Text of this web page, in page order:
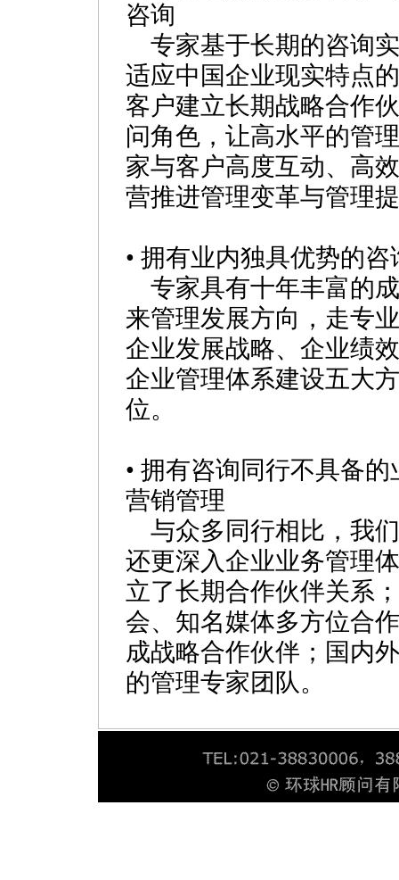
咨询
专家基于长期的咨询
适应中国企业现实特点
客户建立长期战略合作
问角色，让高水平的管
家与客户高度互动、高
营推进管理变革与管理
• 拥有业内独具优势的
专家具有十年丰富的
来管理发展方向，走专
企业发展战略、企业绩
企业管理体系建设五大
位。
• 拥有咨询同行不具备
营销管理
与众多同行相比，我
还更深入企业业务管理
立了长期合作伙伴关系
会、知名媒体多方位合
成战略合作伙伴；国内
的管理专家团队。